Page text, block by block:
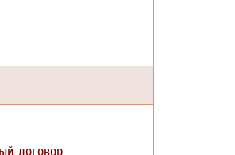
договор